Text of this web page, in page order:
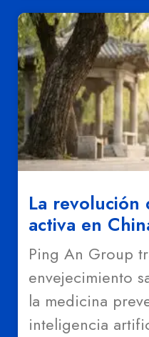
La
activa en
Ping An Group
envejecimiento
la medicina
inteligencia